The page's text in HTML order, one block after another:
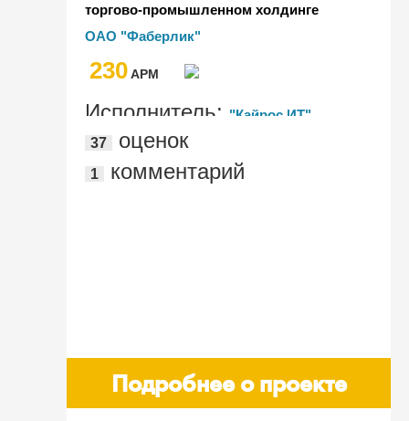
торгово-промышленном холдинге
"Фаберлик"
ОАО "Фаберлик"
230AРМ
Исполнитель: "Кайрос ИТ"
37
оценок
1 комментарий
Подробнее о проекте